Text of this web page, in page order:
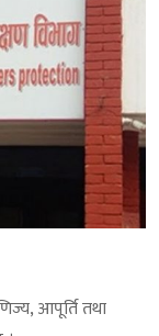
आपूर्ति तथा